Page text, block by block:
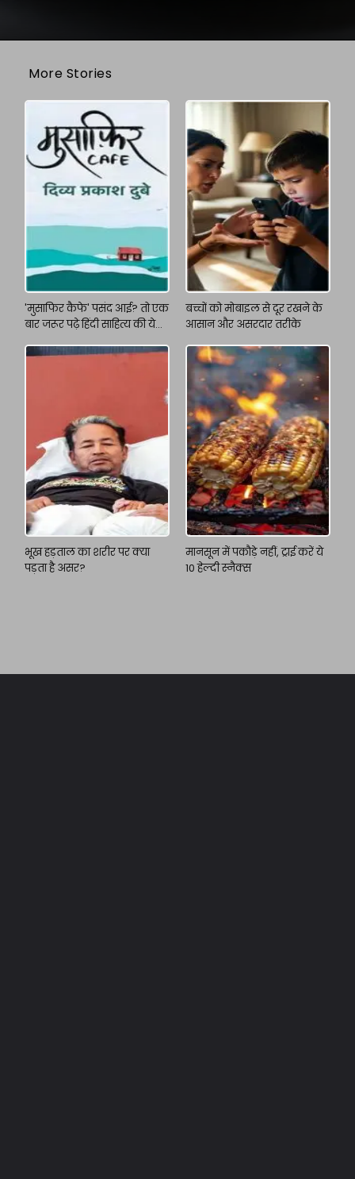
More Stories
'मुसाफिर कैफे' पसंद आई? तो एक
बार जरूर पढ़े हिंदी साहित्य की ये
बच्चों को मोबाइल से दूर रखने के
आसान और असरदार तरीके
भूख हड़ताल का शरीर पर क्या
पड़ता है असर?
मानसून में पकौड़े नहीं, ट्राई करें ये
10 हेल्दी स्नैक्स